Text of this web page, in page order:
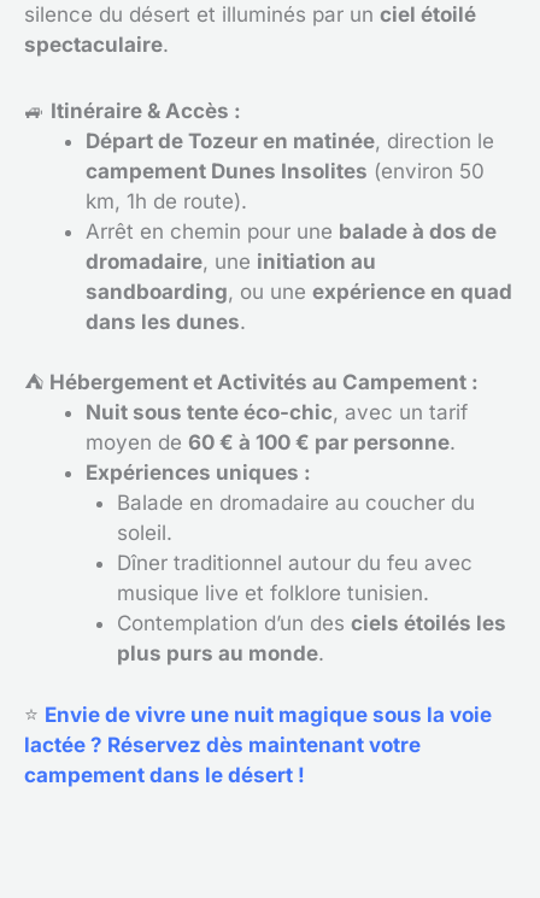
silence du désert et illuminés par un ciel étoilé
spectaculaire.
🚙 Itinéraire & Accès :
Départ de Tozeur en matinée, direction le
campement Dunes Insolites (environ 50
km, 1h de route).
Arrêt en chemin pour une balade à dos de
dromadaire, une initiation au
sandboarding, ou une expérience en quad
dans les dunes.
⛺ Hébergement et Activités au Campement :
Nuit sous tente éco-chic, avec un tarif
moyen de 60 € à 100 € par personne.
Expériences uniques :
Balade en dromadaire au coucher du
soleil.
Dîner traditionnel autour du feu avec
musique live et folklore tunisien.
Contemplation d’un des ciels étoilés les
plus purs au monde.
⭐ Envie de vivre une nuit magique sous la voie
lactée ? Réservez dès maintenant votre
campement dans le désert !